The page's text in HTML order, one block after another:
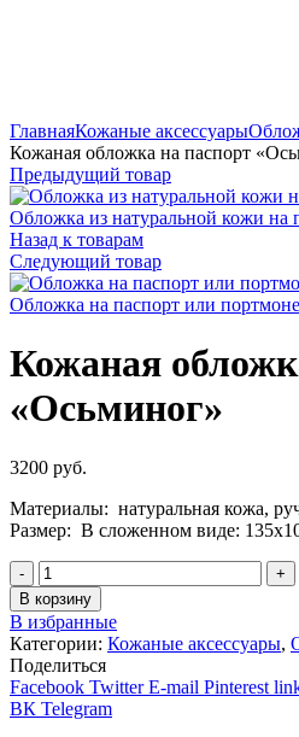
ГлавнаяКожаные аксессуары
Кожаная обложка на паспорт
Предыдущий товар
Обложка из натуральной кожи на
Назад к товарам
Следующий товар
Обложка на паспорт или
Кожаная
«Осьминог»
3200 руб.
Материалы: натуральная кожа,
Размер: В сложенном виде:
Количество
В корзину
В избранные
Категории: Кожаные аксессуары,
Поделиться
Facebook Twitter E-mail Pinterest
ВК Telegram